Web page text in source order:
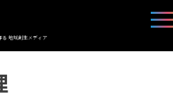
る 地域創生メディア